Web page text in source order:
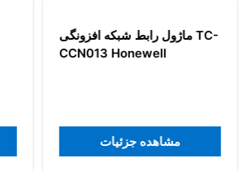
ماژول رابط شبکه افزونگی TC-
CCN013 Honewell
مشاهده جزئیات